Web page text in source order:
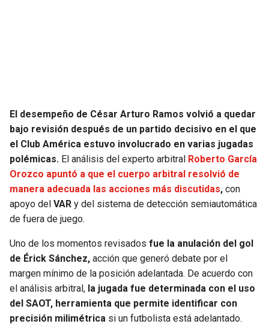
RAMS
49ERS
SEAHAWKS
BEARS
LIONS
PACKERS
VIKINGS
ROCKETS
GRIZZLIES
PELICANS
SPURS
NUGGETS
TIMBERWOLVES
THUNDER
El desempeño de César Arturo Ramos volvió a quedar
bajo revisión después de un partido decisivo en el que
el Club América estuvo involucrado en varias jugadas
polémicas. El análisis del experto arbitral Roberto García
Orozco apuntó a que el cuerpo arbitral resolvió de
manera adecuada las acciones más discutidas, con
apoyo del VAR y del sistema de detección semiautomática
de fuera de juego.
Uno de los momentos revisados fue la anulación del gol
de Érick Sánchez, acción que generó debate por el
margen mínimo de la posición adelantada. De acuerdo con
el análisis arbitral, la jugada fue determinada con el uso
del SAOT, herramienta que permite identificar con
precisión milimétrica si un futbolista está adelantado.